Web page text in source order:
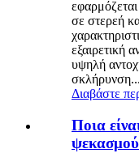
σε στερεή
εξαιρετική
υψηλή
σκλήρυνση...
Διαβάστε
Ποια